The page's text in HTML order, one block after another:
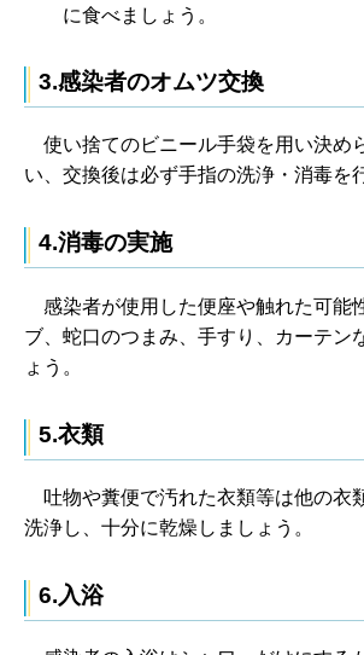
に食べましょう。
3.感染者のオムツ交換
使い捨てのビニール手袋を用い決め
い、交換後は必ず手指の洗浄・消毒を
4.消毒の実施
感染者が使用した便座や触れた可能
ブ、蛇口のつまみ、手すり、カーテン
ょう。
5.衣類
吐物や糞便で汚れた衣類等は他の衣
洗浄し、十分に乾燥しましょう。
6.入浴